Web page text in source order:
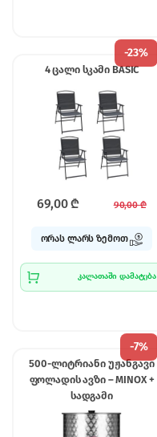
-23%
4 ცალი სკამი BASIC
69,00₾ 90,00₾
ორას ლარს ზემოთ
კალათაში დამატება
-7%
500-ლიტრიანი უჟანგავი
ფოლადის ავზი – MINOX +
სადგამი